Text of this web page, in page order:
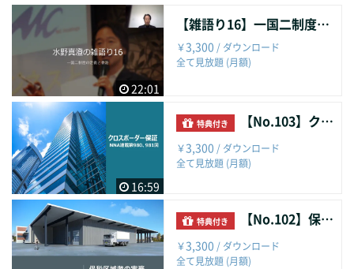
22:01
【雑語り16】一国二制度の定義と香港
￥3,300 / ダウンロード
全て見放題 (月額)
16:59
特典付き 【No.103】クロスボーダー保証
￥3,300 / ダウンロード
全て見放題 (月額)
特典付き 【No.102】保税区域游の実務
￥3,300 / ダウンロード
全て見放題 (月額)